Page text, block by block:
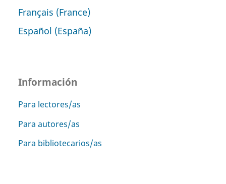
Français (France)
Español (España)
Información
Para lectores/as
Para autores/as
Para bibliotecarios/as